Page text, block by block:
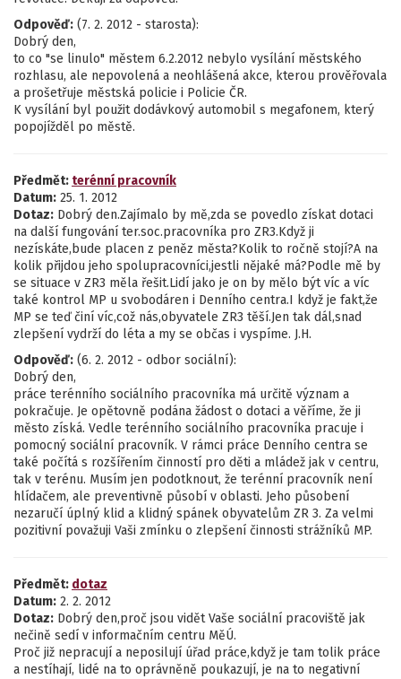
Odpověď: (7. 2. 2012 - starosta):
Dobrý den,
to co "se linulo" městem 6.2.2012 nebylo vysílání městského
rozhlasu, ale nepovolená a neohlášená akce, kterou prověřovala
a prošetřuje městská policie i Policie ČR.
K vysílání byl použit dodávkový automobil s megafonem, který
popojížděl po městě.
Předmět: terénní pracovník
Datum: 25. 1. 2012
Dotaz: Dobrý den.Zajímalo by mě,zda se povedlo získat dotaci
na další fungování ter.soc.pracovníka pro ZR3.Když ji
nezískáte,bude placen z peněz města?Kolik to ročně stojí?A na
kolik přijdou jeho spolupracovníci,jestli nějaké má?Podle mě by
se situace v ZR3 měla řešit.Lidí jako je on by mělo být víc a víc
také kontrol MP u svobodáren i Denního centra.I když je fakt,že
MP se teď činí víc,což nás,obyvatele ZR3 těší.Jen tak dál,snad
zlepšení vydrží do léta a my se občas i vyspíme. J.H.
Odpověď: (6. 2. 2012 - odbor sociální):
Dobrý den,
práce terénního sociálního pracovníka má určitě význam a
pokračuje. Je opětovně podána žádost o dotaci a věříme, že ji
město získá. Vedle terénního sociálního pracovníka pracuje i
pomocný sociální pracovník. V rámci práce Denního centra se
také počítá s rozšířením činností pro děti a mládež jak v centru,
tak v terénu. Musím jen podotknout, že terénní pracovník není
hlídačem, ale preventivně působí v oblasti. Jeho působení
nezaručí úplný klid a klidný spánek obyvatelům ZR 3. Za velmi
pozitivní považuji Vaši zmínku o zlepšení činnosti strážníků MP.
Předmět: dotaz
Datum: 2. 2. 2012
Dotaz: Dobrý den,proč jsou vidět Vaše sociální pracoviště jak
nečině sedí v informačním centru MěÚ.
Proč již nepracují a neposilují úřad práce,když je tam tolik práce
a nestíhají, lidé na to oprávněně poukazují, je na to negativní